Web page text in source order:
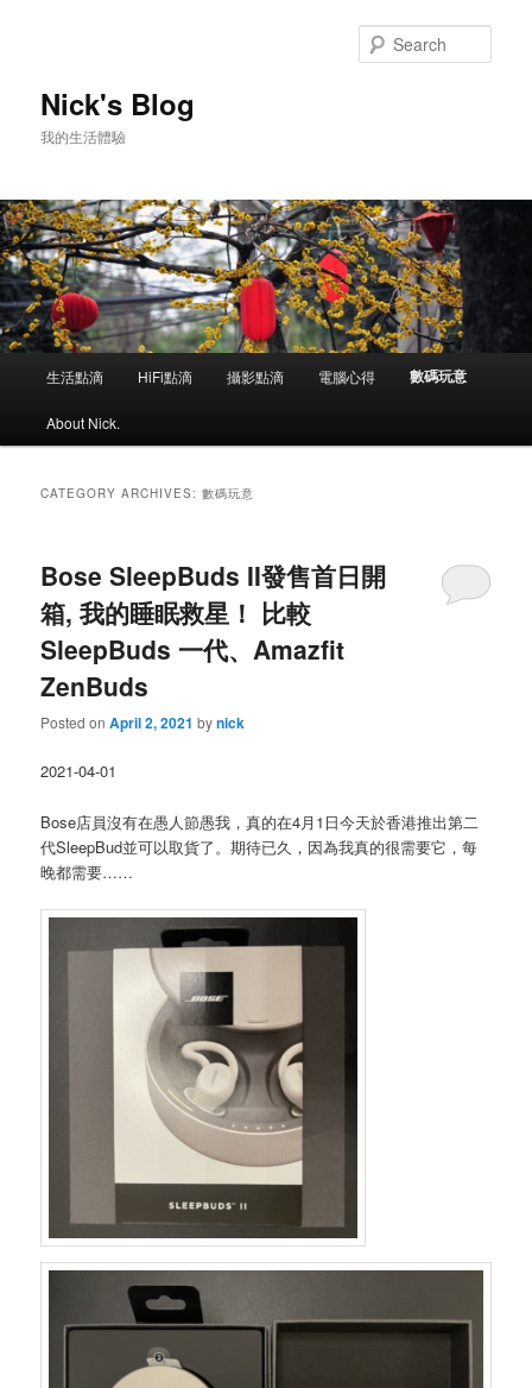
Nick's Blog
我的生活體驗
生活點滴 HiFi點滴 攝影點滴 電腦心得 數碼玩意
About Nick.
CATEGORY ARCHIVES:數碼玩意
Bose SleepBuds II發售首日開
箱, 我的睡眠救星！ 比較
SleepBuds 一代、Amazfit
ZenBuds
Posted onApril 2, 2021 bynick
2021-04-01
Bose店員沒有在愚人節愚我，真的在4月1日今天於香港推出第二
代SleepBud並可以取貨了。期待已久，因為我真的很需要它，每
晚都需要……